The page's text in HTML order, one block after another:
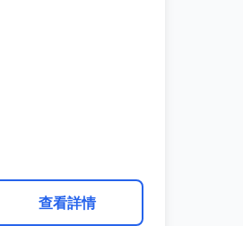
查看詳情